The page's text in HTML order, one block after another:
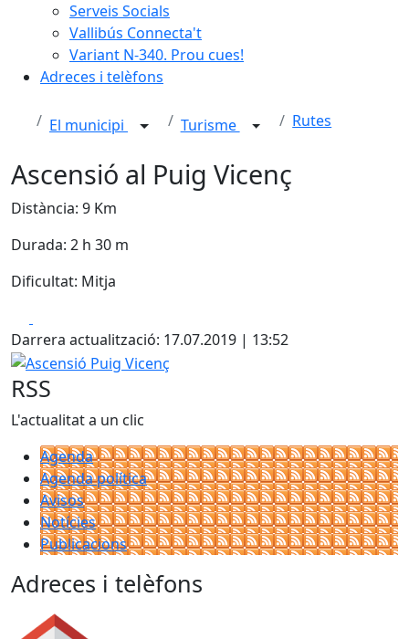
Serveis Socials
Vallibús Connecta't
Variant N-340. Prou cues!
Adreces i telèfons
El municipi Turisme Rutes
Ascensió al Puig Vicenç
Distància: 9 Km
Durada: 2 h 30 m
Dificultat: Mitja
Darrera actualització: 17.07.2019 | 13:52
Ascensió Puig Vicenç
RSS
L'actualitat a un clic
Agenda
Agenda política
Avisos
Notícies
Publicacions
Adreces i telèfons